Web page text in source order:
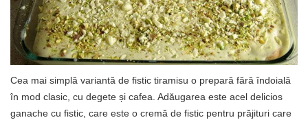
Cea mai simplă variantă de fistic tiramisu o prepară fără îndoială
în mod clasic, cu degete și cafea. Adăugarea este acel delicios
ganache cu fistic, care este o cremă de fistic pentru prăjituri care